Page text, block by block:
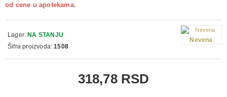
od cene u apotekama.
318,78 RSD
Lager: NA STANJU
Šifra proizvoda: 1508
Nevena